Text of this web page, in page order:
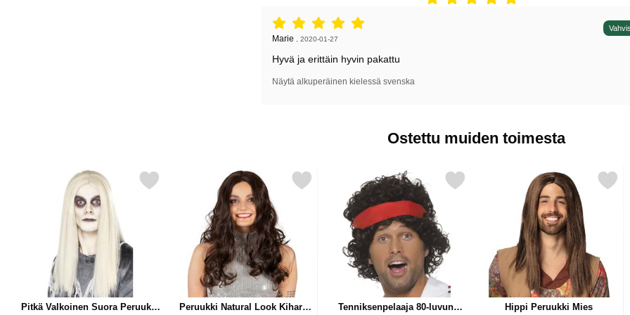
Arvostelu: 5 tähdet / 5,
Arvostelun kirjoittaja:
Marie , 2020-01-27
Hyvä ja erittäin hyvin pakattu
Näytä alkuperäinen kielessä svenska
Ostettu muiden toimesta
Pitkä Valkoinen Suora Peruukki
Merkitse pitkä Valkoinen Suora Peruukki Aave suosikiksi
Peruukki Natural Look Kihara
Merkitse peruukki Natural Look Kihara Ruskea suosikiksi
Tenniksenpelaaja 80-luvun
Merkitse tenniksenpelaaja 80-luvun Peruukki suosikiksi
Hippi Peruukki Mies
Merkitse hippi Peruukki